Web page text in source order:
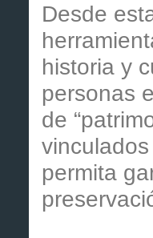
Desde
historia y
personas
de
permita